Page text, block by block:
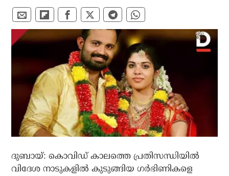
ദുബായ്: കൊവിഡ് കാലത്തെ പ്രതിസന്ധിയില്‍
വിദേശ നാടുകളില്‍ കുടുങ്ങിയ ഗര്‍ഭിണികളെ